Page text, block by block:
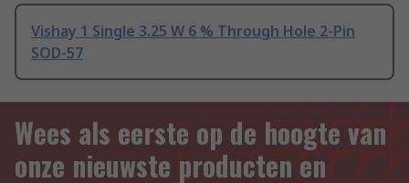
Vishay 1 Single 3.25 W 6 % Through Hole 2-Pin
SOD-57
Wees als eerste op de hoogte van
onze nieuwste producten en